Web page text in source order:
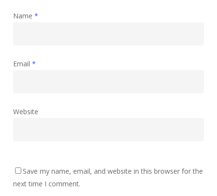
Name *
Email *
Website
Save my name, email, and website in this browser for the
next time I comment.